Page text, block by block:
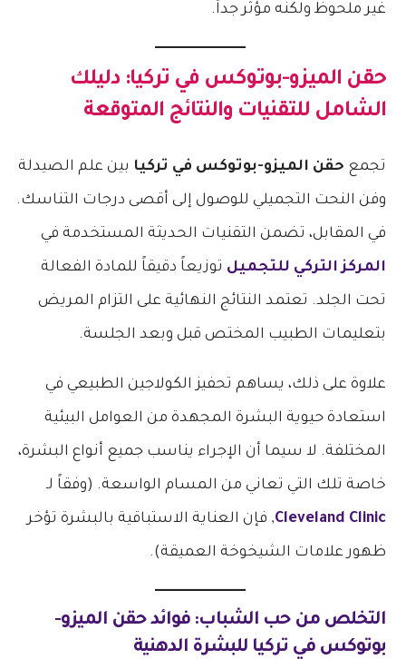
غير ملحوظ ولكنه مؤثر جداً.
حقن الميزو-بوتوكس في تركيا: دليلك
الشامل للتقنيات والنتائج المتوقعة
تجمع حقن الميزو-بوتوكس في تركيا بين علم الصيدلة
وفن النحت التجميلي للوصول إلى أقصى درجات التناسك.
في المقابل، تضمن التقنيات الحديثة المستخدمة في
المركز التركي للتجميل توزيعاً دقيقاً للمادة الفعالة
تحت الجلد. تعتمد النتائج النهائية على التزام المريض
بتعليمات الطبيب المختص قبل وبعد الجلسة.
علاوة على ذلك، يساهم تحفيز الكولاجين الطبيعي في
استعادة حيوية البشرة المجهدة من العوامل البيئية
المختلفة. لا سيما أن الإجراء يناسب جميع أنواع البشرة،
خاصة تلك التي تعاني من المسام الواسعة. (وفقاً لـ
Cleveland Clinic, فإن العناية الاستباقية بالبشرة تؤخر
ظهور علامات الشيخوخة العميقة).
التخلص من حب الشباب: فوائدحقن الميزو-
بوتوكس في تركيا للبشرة الدهنية